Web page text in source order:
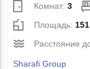
Комнат:3
Площадь:
Расстояние
Sharafi Group